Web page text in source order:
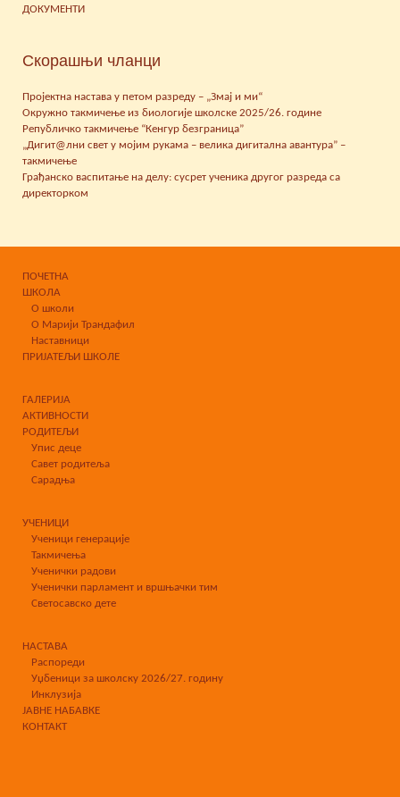
ДОКУМЕНТИ
Скорашњи чланци
Пројектна настава у петом разреду – „Змај и ми“
Окружно такмичење из биологије школске 2025/26. године
Републичко такмичење “Кенгур безграница”
„Дигит@лни свет у мојим рукама – велика дигитална авантура” –
такмичење
Грађанско васпитање на делу: сусрет ученика другог разреда са
директорком
ПОЧЕТНА
ШКОЛА
О школи
О Марији Трандафил
Наставници
ПРИЈАТЕЉИ ШКОЛЕ
ГАЛЕРИЈА
АКТИВНОСТИ
РОДИТЕЉИ
Упис деце
Савет родитеља
Сарадња
УЧЕНИЦИ
Ученици генерације
Такмичења
Ученички радови
Ученички парламент и вршњачки тим
Светосавско дете
НАСТАВА
Распореди
Уџбеници за школску 2026/27. годину
Инклузија
ЈАВНЕ НАБАВКЕ
КОНТАКТ